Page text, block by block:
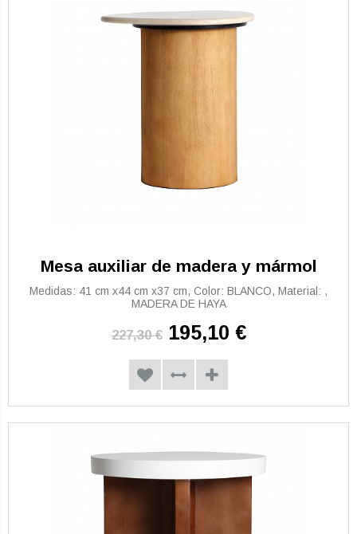
Mesa auxiliar de madera y mármol
Medidas: 41 cm x44 cm x37 cm, Color: BLANCO, Material: ,
MADERA DE HAYA
227,30 € 195,10 €